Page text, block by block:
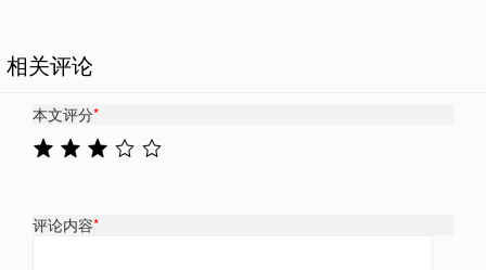
相关评论
本文评分*
评论内容*